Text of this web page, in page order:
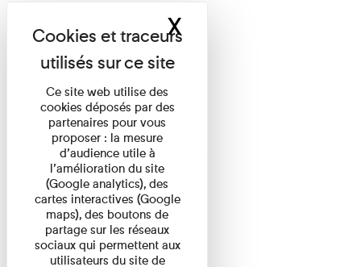
Ce site web utilise des
cookies déposés par des
partenaires pour vous
proposer : la mesure
d’audience utile à
l’amélioration du site
(Google analytics), des
cartes interactives (Google
maps), des boutons de
partage sur les réseaux
sociaux qui permettent aux
utilisateurs du site de
XMasquer le